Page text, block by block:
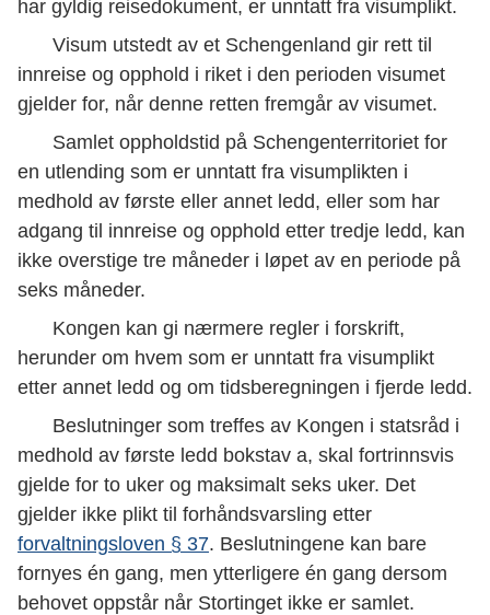
har gyldig reisedokument, er unntatt fra visumplikt.
Visum utstedt av et Schengenland gir rett til
innreise og opphold i riket i den perioden visumet
gjelder for, når denne retten fremgår av visumet.
Samlet oppholdstid på Schengenterritoriet for
en utlending som er unntatt fra visumplikten i
medhold av første eller annet ledd, eller som har
adgang til innreise og opphold etter tredje ledd, kan
ikke overstige tre måneder i løpet av en periode på
seks måneder.
Kongen kan gi nærmere regler i forskrift,
herunder om hvem som er unntatt fra visumplikt
etter annet ledd og om tidsberegningen i fjerde ledd.
Beslutninger som treffes av Kongen i statsråd i
medhold av første ledd bokstav a, skal fortrinnsvis
gjelde for to uker og maksimalt seks uker. Det
gjelder ikke plikt til forhåndsvarsling etter
forvaltningsloven § 37. Beslutningene kan bare
fornyes én gang, men ytterligere én gang dersom
behovet oppstår når Stortinget ikke er samlet.